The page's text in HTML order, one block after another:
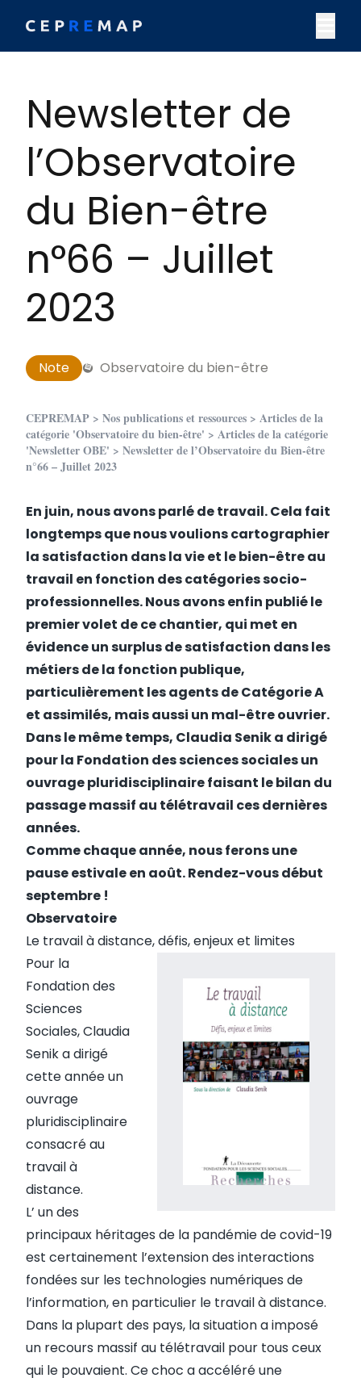
Newsletter de
l’Observatoire
du Bien-être
n°66 – Juillet
2023
Note Observatoire du bien-être
CEPREMAP > Nos publications et ressources > Articles de la
catégorie 'Observatoire du bien-être' > Articles de la catégorie
'Newsletter OBE' > Newsletter de l’Observatoire du Bien-être
n°66 – Juillet 2023
En juin, nous avons parlé de travail. Cela fait
longtemps que nous voulions cartographier
la satisfaction dans la vie et le bien-être au
travail en fonction des catégories socio-
professionnelles. Nous avons enfin publié le
premier volet de ce chantier, qui met en
évidence un surplus de satisfaction dans les
métiers de la fonction publique,
particulièrement les agents de Catégorie A
et assimilés, mais aussi un mal-être ouvrier.
Dans le même temps, Claudia Senik a dirigé
pour la Fondation des sciences sociales un
ouvrage pluridisciplinaire faisant le bilan du
passage massif au télétravail ces dernières
années.
Comme chaque année, nous ferons une
pause estivale en août. Rendez-vous début
septembre !
Observatoire
Le travail à distance, défis, enjeux et limites
Pour la
Fondation des
Sciences
Sociales, Claudia
Senik a dirigé
cette année un
ouvrage
pluridisciplinaire
consacré au
travail à
distance.
L’ un des
principaux héritages de la pandémie de covid-19
est certainement l’extension des interactions
fondées sur les technologies numériques de
l’information, en particulier le travail à distance.
Dans la plupart des pays, la situation a imposé
un recours massif au télétravail pour tous ceux
qui le pouvaient. Ce choc a accéléré une